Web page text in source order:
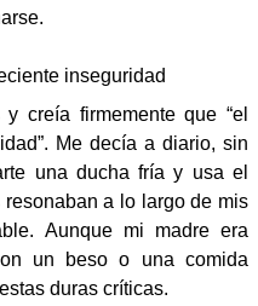
inseguridad
creía firmemente que “el
Me decía a diario, sin
una ducha fría y usa el
a lo largo de mis
Aunque mi madre era
un beso o una comida
duras críticas.